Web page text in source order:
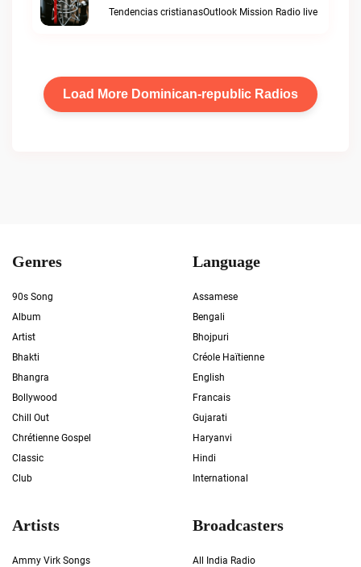
Tendencias cristianasOutlook Mission Radio live
Load More Dominican-republic Radios
Genres
90s Song
Album
Artist
Bhakti
Bhangra
Bollywood
Chill Out
Chrétienne Gospel
Classic
Club
Language
Assamese
Bengali
Bhojpuri
Créole Haïtienne
English
Francais
Gujarati
Haryanvi
Hindi
International
Artists
Ammy Virk Songs
Broadcasters
All India Radio